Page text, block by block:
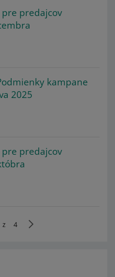
predajcov
kampane
2025
predajcov
z 4